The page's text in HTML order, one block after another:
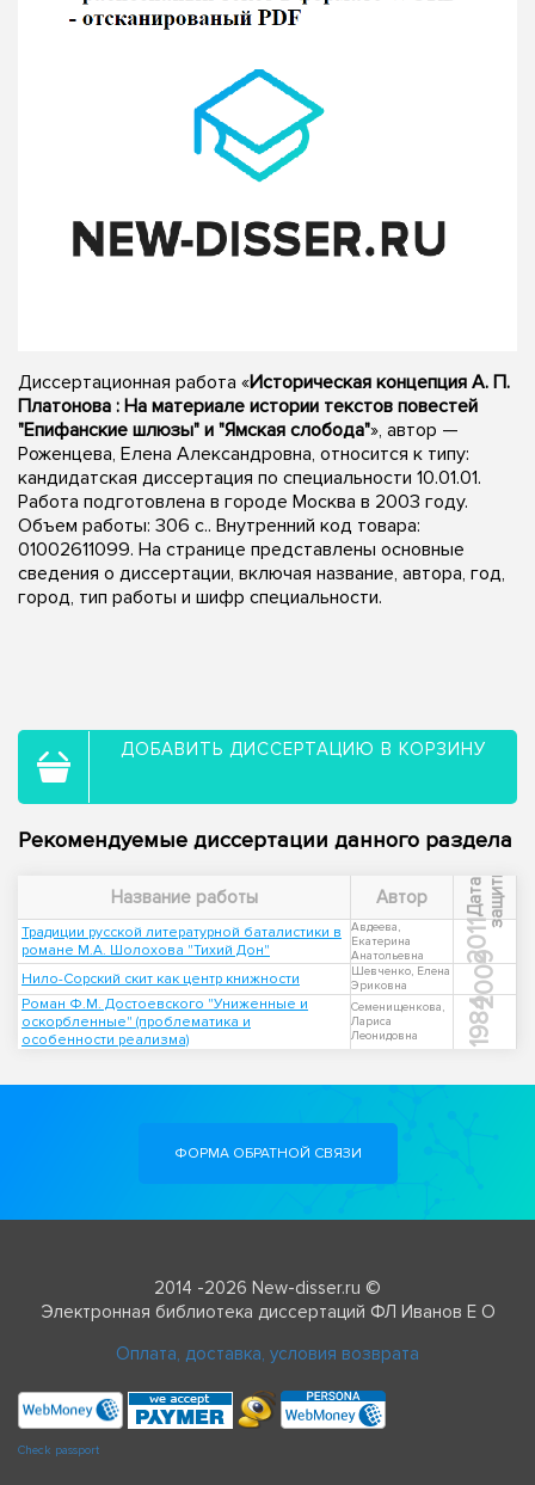
Диссертационная работа «Историческая концепция А. П.
Платонова : На материале истории текстов повестей
"Епифанские шлюзы" и "Ямская слобода"», автор —
Роженцева, Елена Александровна, относится к типу:
кандидатская диссертация по специальности 10.01.01.
Работа подготовлена в городе Москва в 2003 году.
Объем работы: 306 с.. Внутренний код товара:
01002611099. На странице представлены основные
сведения о диссертации, включая название, автора, год,
город, тип работы и шифр специальности.
ДОБАВИТЬ ДИССЕРТАЦИЮ В КОРЗИНУ
Рекомендуемые диссертации данного раздела
Название работы Автор Д
а
т
а
з
а
щ
и
т ы
Традиции русской литературной баталистики в
романе М.А. Шолохова "Тихий Дон"
Авдеева,
Екатерина
Анатольевна
2011
Нило-Сорский скит как центр книжности
Шевченко, Елена
Эриковна
2009
Роман Ф.М. Достоевского "Униженные и
оскорбленные" (проблематика и
особенности реализма)
Семенищенкова,
Лариса
Леонидовна
1984
ФОРМА ОБРАТНОЙ СВЯЗИ
2014 -2026 New-disser.ru ©
Электронная библиотека диссертаций ФЛ Иванов Е О
Оплата, доставка, условия возврата
Check passport